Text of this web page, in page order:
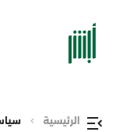
الرئيسية